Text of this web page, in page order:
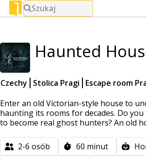
Szukaj
Haunted
Czechy Stolica Pragi Escape room
Enter an old Victorian-style house to
haunting its rooms for decades. Do
to become real ghost hunters? An old
2-6 osób 60 minut